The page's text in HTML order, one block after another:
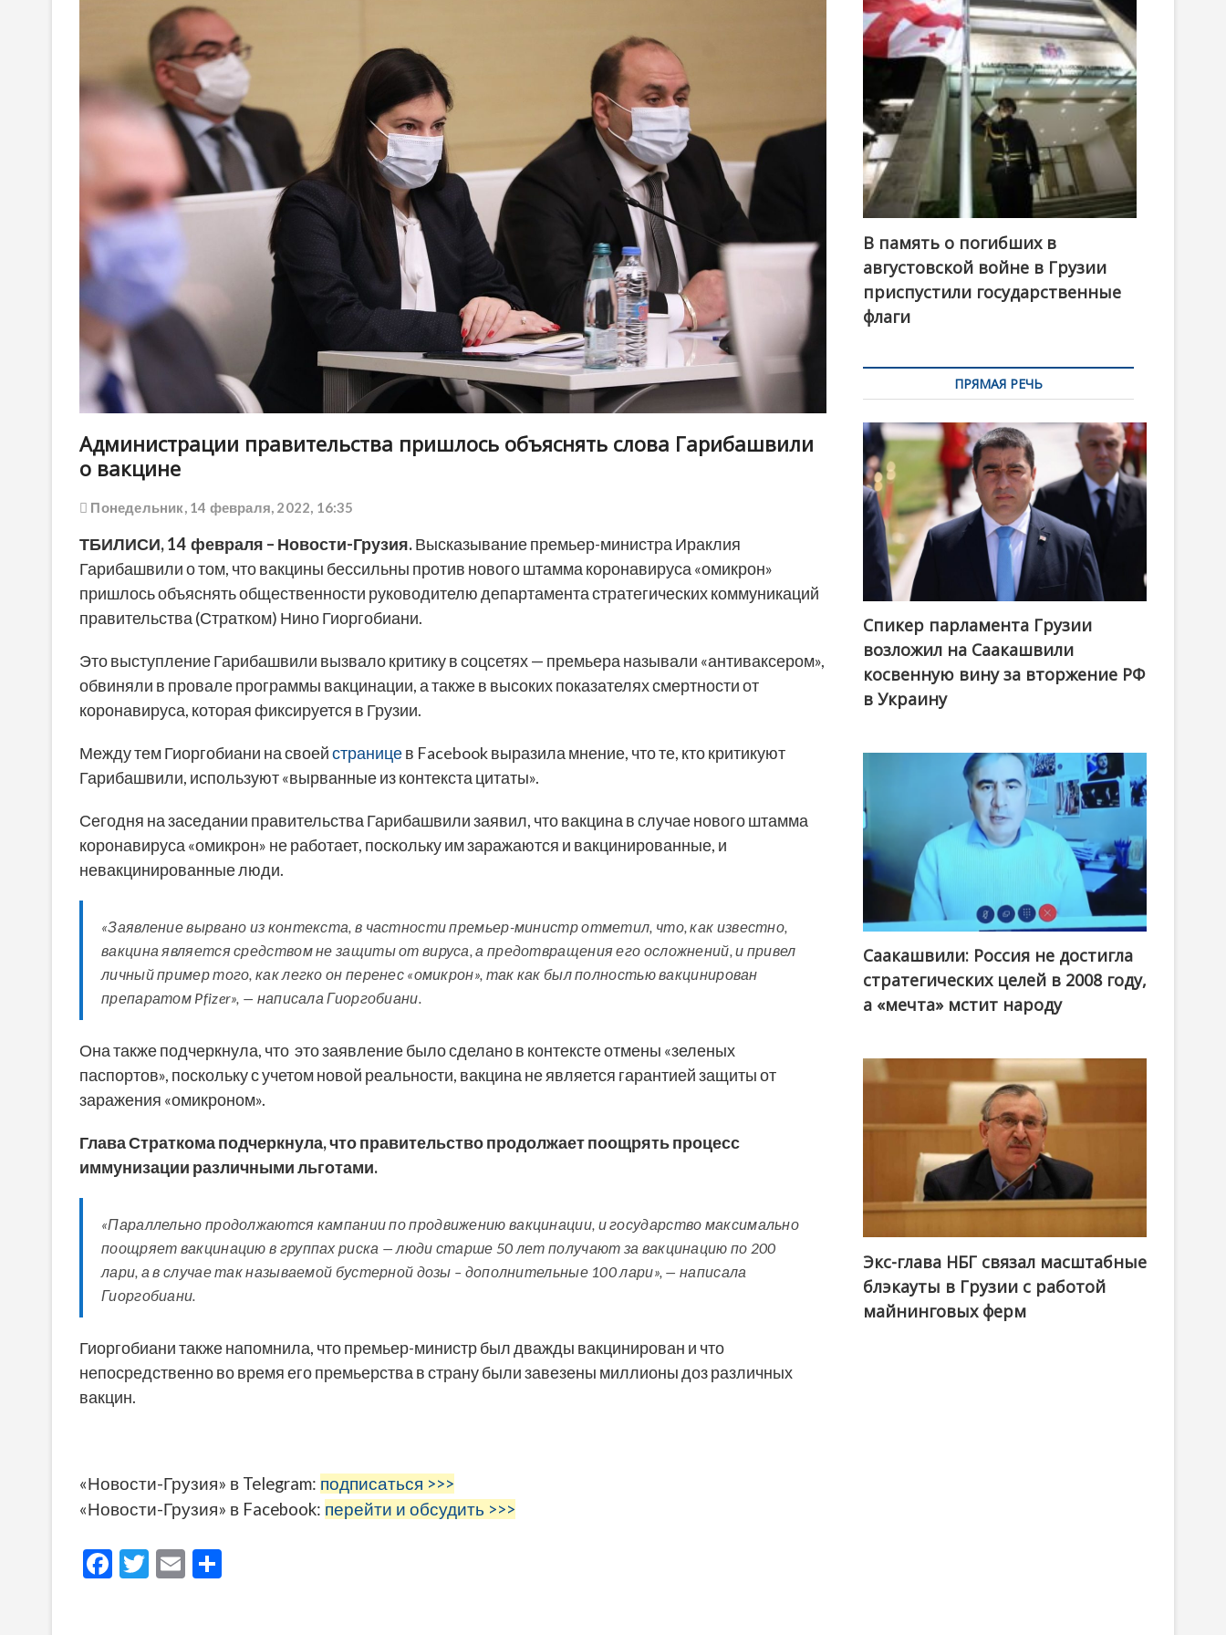
o
n
Администрации правительства пришлось объяснять слова Гарибашвили
о вакцине
Понедельник, 14 февраля, 2022, 16:35
ТБИЛИСИ, 14 февраля – Новости-Грузия.Высказывание премьер-министра Ираклия
Гарибашвили о том, что вакцины бессильны против нового штамма коронавируса «омикрон»
пришлось объяснять общественности руководителю департамента стратегических коммуникаций
правительства (Стратком) Нино Гиоргобиани.
Это выступление Гарибашвили вызвало критику в соцсетях — премьера называли «антиваксером»,
обвиняли в провале программы вакцинации, а также в высоких показателях смертности от
коронавируса, которая фиксируется в Грузии.
Между тем Гиоргобиани на своейстраницев Facebook выразила мнение, что те, кто критикуют
Гарибашвили, используют «вырванные из контекста цитаты».
Сегодня на заседании правительства Гарибашвили заявил, что вакцина в случае нового штамма
коронавируса «омикрон» не работает, поскольку им заражаются и вакцинированные, и
невакцинированные люди.
«Заявление вырвано из контекста, в частности премьер-министр отметил, что, как известно,
вакцина является средством не защиты от вируса, а предотвращения его осложнений, и привел
личный пример того, как легко он перенес «омикрон», так как был полностью вакцинирован
препаратом Pfizer», — написала Гиоргобиани.
Она также подчеркнула, что это заявление было сделано в контексте отмены «зеленых
паспортов», поскольку с учетом новой реальности, вакцина не является гарантией защиты от
заражения «омикроном».
Глава Страткома подчеркнула, что правительство продолжает поощрять процесс
иммунизации различными льготами.
«Параллельно продолжаются кампании по продвижению вакцинации, и государство максимально
поощряет вакцинацию в группах риска — люди старше 50 лет получают за вакцинацию по 200
лари, а в случае так называемой бустерной дозы – дополнительные 100 лари», — написала
Гиоргобиани.
Гиоргобиани также напомнила, что премьер-министр был дважды вакцинирован и что
непосредственно во время его премьерства в страну были завезены миллионы доз различных
вакцин.
«Новости-Грузия» в Telegram: подписаться >>>
«Новости-Грузия» в Facebook: перейти и обсудить >>>
F
T
E
В память о погибших в
августовской войне в Грузии
приспустили государственные
флаги
ПРЯМАЯ РЕЧЬ
Спикер парламента Грузии
возложил на Саакашвили
косвенную вину за вторжение РФ
в Украину
Саакашвили: Россия не достигла
стратегических целей в 2008 году,
а «мечта» мстит народу
Экс-глава НБГ связал масштабные
блэкауты в Грузии с работой
майнинговых ферм